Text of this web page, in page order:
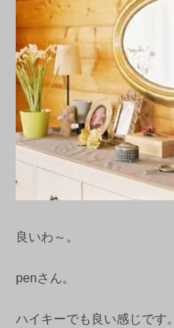
良いわ～。
penさん。
ハイキーでも良い感じです。